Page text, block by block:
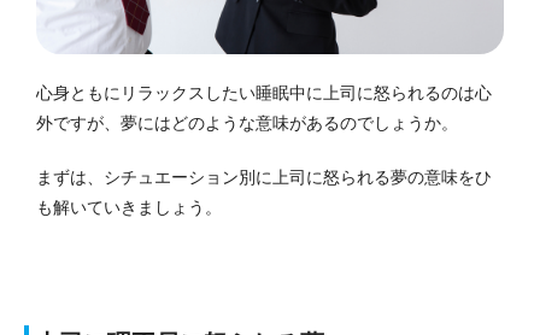
心身ともにリラックスしたい睡眠中に上司に怒られるのは心
外ですが、夢にはどのような意味があるのでしょうか。
まずは、シチュエーション別に上司に怒られる夢の意味をひ
も解いていきましょう。